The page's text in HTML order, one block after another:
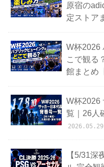
原宿の
定ストア
W杯2026
こで観る
館まとめ
W杯2026
覧｜26人
2026.05.29
【5/31深